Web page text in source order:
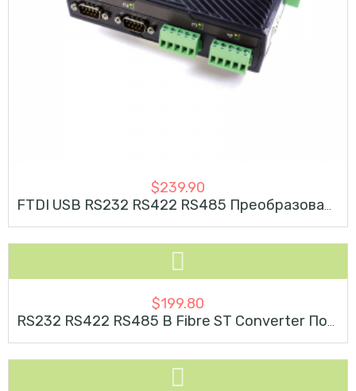
$239.90
FTDI USB RS232 RS422 RS485 Преобразователь 3KV Изоляция
SOLD OUT
$199.80
RS232 RS422 RS485 В Fibre ST Converter Поддерживает Кольцо